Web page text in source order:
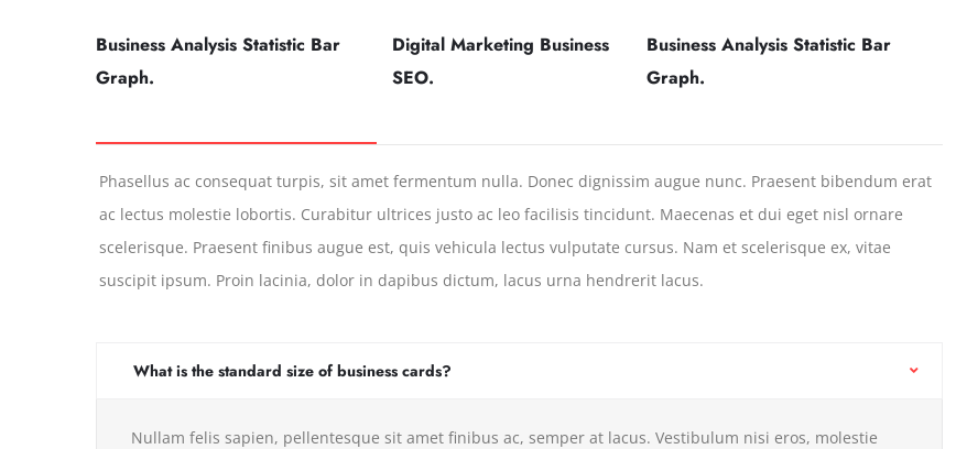
Business Analysis Statistic Bar
Graph.
Digital Marketing Business
SEO.
Business Analysis Statistic Bar
Graph.
Phasellus ac consequat turpis, sit amet fermentum nulla. Donec dignissim augue nunc. Praesent bibendum erat
ac lectus molestie lobortis. Curabitur ultrices justo ac leo facilisis tincidunt. Maecenas et dui eget nisl ornare
scelerisque. Praesent finibus augue est, quis vehicula lectus vulputate cursus. Nam et scelerisque ex, vitae
suscipit ipsum. Proin lacinia, dolor in dapibus dictum, lacus urna hendrerit lacus.
What is the standard size of business cards?
Nullam felis sapien, pellentesque sit amet finibus ac, semper at lacus. Vestibulum nisi eros, molestie